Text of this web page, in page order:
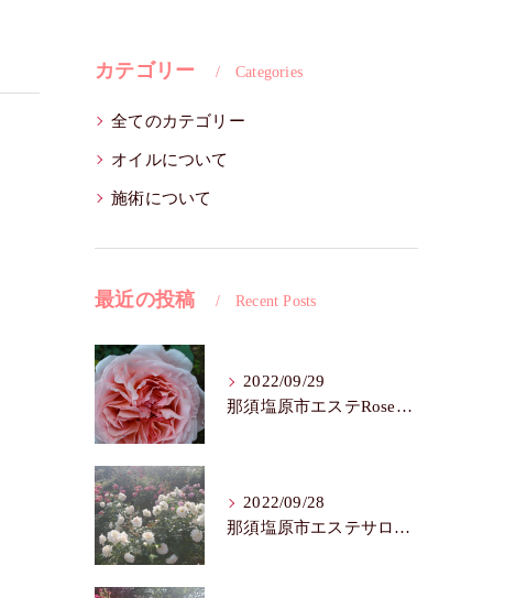
カテゴリー Categories
全てのカテゴリー
オイルについて
施術について
最近の投稿 Recent Posts
2022/09/29
那須塩原市エステRoseFairy🌺シワ・たるみ
2022/09/28
那須塩原市エステサロンRose Fairy🌼色白は七難隠す